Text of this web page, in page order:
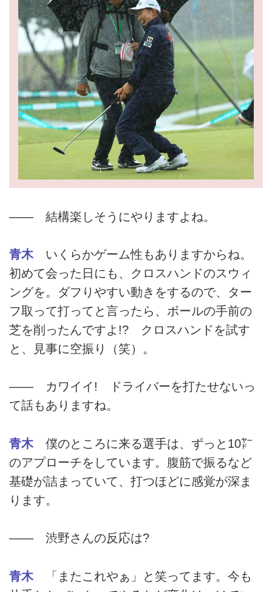
―― 結構楽しそうにやりますよね。
青木 いくらかゲーム性もありますからね。
初めて会った日にも、クロスハンドのスウィ
ングを。ダフりやすい動きをするので、ター
フ取って打ってと言ったら、ボールの手前の
芝を削ったんですよ!? クロスハンドを試す
と、見事に空振り（笑）。
―― カワイイ! ドライバーを打たせないっ
て話もありますね。
青木 僕のところに来る選手は、ずっと10㍎
のアプローチをしています。腹筋で振るなど
基礎が詰まっていて、打つほどに感覚が深ま
ります。
―― 渋野さんの反応は?
青木 「またこれやぁ」と笑ってます。今も